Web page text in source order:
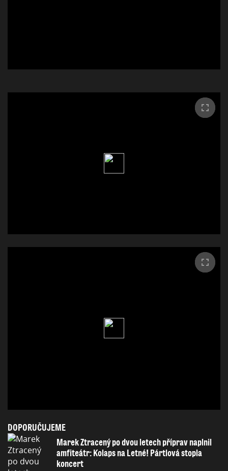
DOPORUČUJEME
Marek Ztracený po dvou letech příprav naplnil
amfiteátr: Kolaps na Letné! Pártlová stopla
koncert